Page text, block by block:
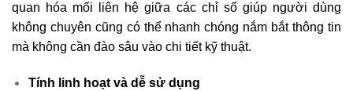
quan hóa mối liên hệ giữa các chỉ số giúp người dùng
không chuyên cũng có thể nhanh chóng nắm bắt thông tin
mà không cần đào sâu vào chi tiết kỹ thuật.
Tính linh hoạt và dễ sử dụng